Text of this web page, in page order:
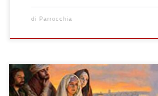
di Parrocchia